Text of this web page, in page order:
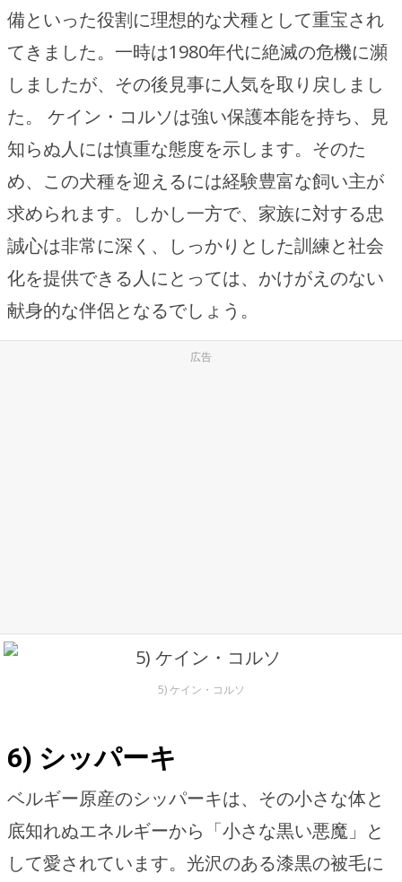
備といった役割に理想的な犬種として重宝され
てきました。一時は1980年代に絶滅の危機に瀕
しましたが、その後見事に人気を取り戻しまし
た。 ケイン・コルソは強い保護本能を持ち、見
知らぬ人には慎重な態度を示します。そのた
め、この犬種を迎えるには経験豊富な飼い主が
求められます。しかし一方で、家族に対する忠
誠心は非常に深く、しっかりとした訓練と社会
化を提供できる人にとっては、かけがえのない
献身的な伴侶となるでしょう。
広告
5) ケイン・コルソ
6) シッパーキ
ベルギー原産のシッパーキは、その小さな体と
底知れぬエネルギーから「小さな黒い悪魔」と
して愛されています。光沢のある漆黒の被毛に